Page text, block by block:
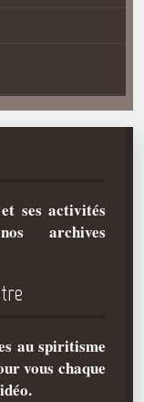
ses activités
archives
au spiritisme
vous chaque